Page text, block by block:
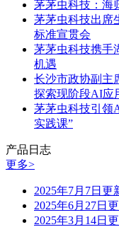
茅茅虫科技：海
茅茅虫科技出席
标准宣贯会
茅茅虫科技携手
机遇
长沙市政协副主
探索现阶段AI应
茅茅虫科技引领
实践课”
产品日志
更多>
2025年7月7日更
2025年6月27日
2025年3月14日